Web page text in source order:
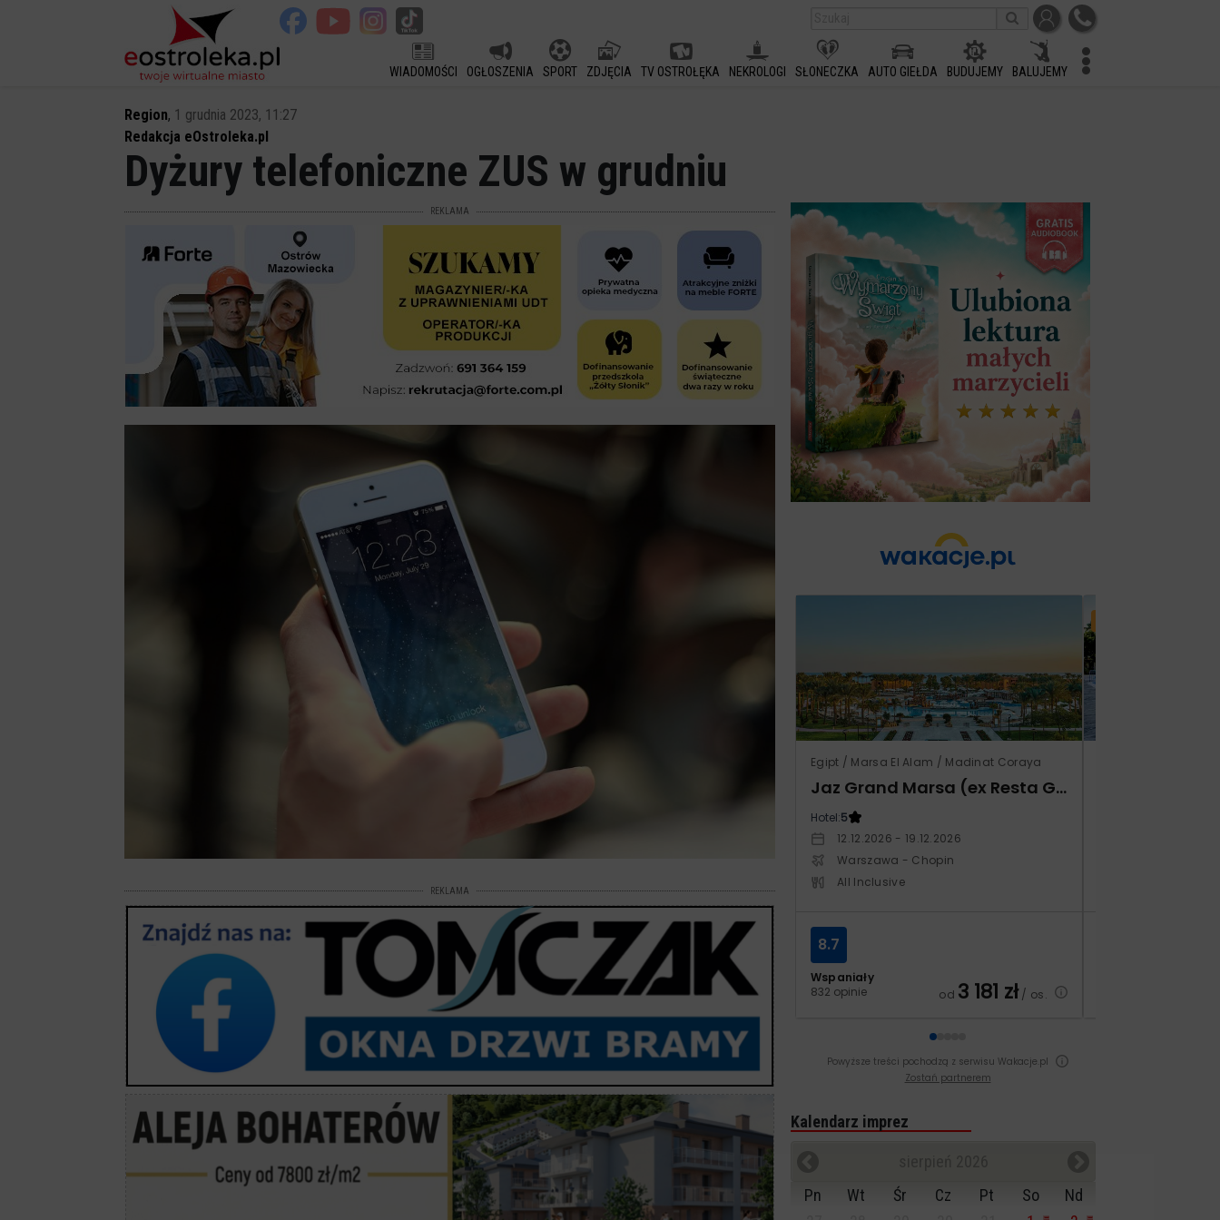
WIADOMOŚCI OGŁOSZENIA SPORT ZDJĘCIA TV OSTROŁĘKA NEKROLOGI SŁONECZKA AUTO GIEŁDA BUDUJEMY BALUJEMY
Region, 1 grudnia 2023, 11:27
Redakcja eOstroleka.pl
Dyżury telefoniczne ZUS w grudniu
REKLAMA
REKLAMA
Egipt / Marsa El Alam / Madinat Coraya
Jaz Grand Marsa (ex Resta Grand Resort)
Hotel:5
12.12.2026 - 19.12.2026
Warszawa - Chopin
All Inclusive
Wspaniały
832 opinie
8.7
od 3 181 zł/ os.
Powyższe treści pochodzą z serwisu Wakacje.pl
Zostań partnerem
Kalendarz imprez
Pn
Wt Śr Cz Pt So
Nd